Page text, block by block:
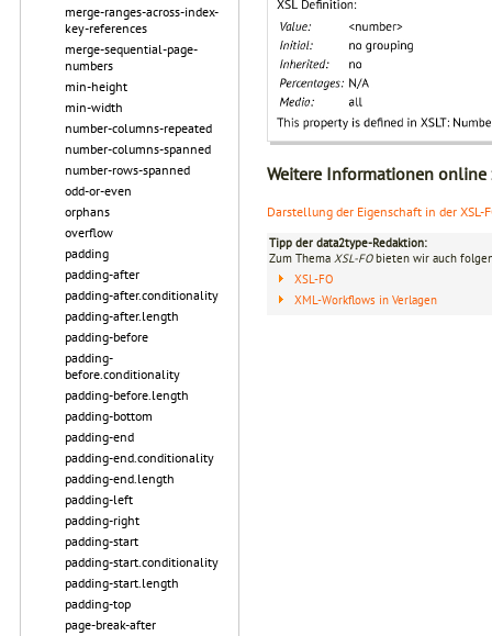
merge-ranges-across-index-
key-references
merge-sequential-page-
numbers
min-height
min-width
number-columns-repeated
number-columns-spanned
number-rows-spanned
odd-or-even
orphans
overflow
padding
padding-after
padding-after.conditionality
padding-after.length
padding-before
padding-
before.conditionality
padding-before.length
padding-bottom
padding-end
padding-end.conditionality
padding-end.length
padding-left
padding-right
padding-start
padding-start.conditionality
padding-start.length
padding-top
page-break-after
Weitere Informationen online
Darstellung der Eigenschaft in der XSL-
Tipp der data2type-Redaktion:
Zum Thema XSL-FObieten wir auch
XSL-FO
XML-Workflows in Verlagen